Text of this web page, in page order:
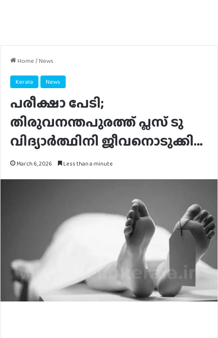
Home/News
Kerala News
പരീക്ഷാ പേടി;
തിരുവനന്തപുരത്ത് പ്ലസ് ടു
വിദ്യാര്‍ത്ഥിനി ജീവനൊടുക്കി…
March 6, 2026 Less than a minute